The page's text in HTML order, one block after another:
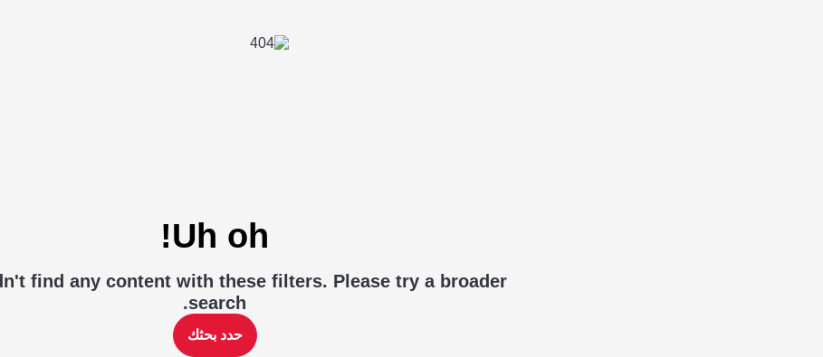
Uh oh!
find any content with these filters. Please try a broader
search.
حدد بحثك